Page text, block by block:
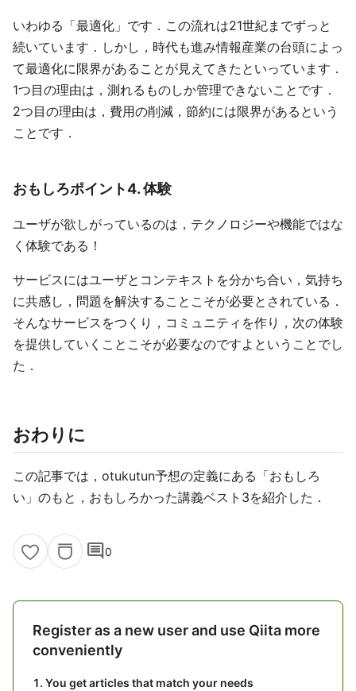
いわゆる「最適化」です．この流れは21世紀までずっと
続いています．しかし，時代も進み情報産業の台頭によっ
て最適化に限界があることが見えてきたといっています．
1つ目の理由は，測れるものしか管理できないことです．
2つ目の理由は，費用の削減，節約には限界があるという
ことです．
おもしろポイント4. 体験
ユーザが欲しがっているのは，テクノロジーや機能ではな
く体験である！
サービスにはユーザとコンテキストを分かち合い，気持ち
に共感し，問題を解決することこそが必要とされている．
そんなサービスをつくり，コミュニティを作り，次の体験
を提供していくことこそが必要なのですよということでし
た．
おわりに
この記事では，otukutun予想の定義にある「おもしろ
い」のもと，おもしろかった講義ベスト3を紹介した．
comment0
Register as a new user and use Qiita more
conveniently
You get articles that match your needs